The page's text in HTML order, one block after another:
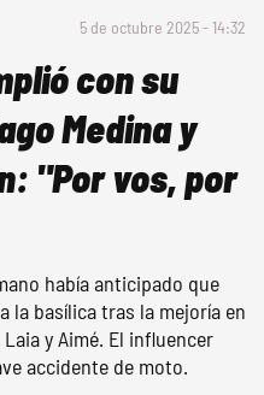
5 de octubre 2025 - 14:32
con su
Medina y
"Por vos, por
había anticipado que
la basílica tras la mejoría en
y Aimé. El influencer
accidente de moto.